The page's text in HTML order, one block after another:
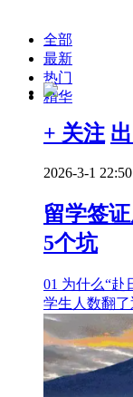
全部
最新
热门
精华
+ 关注
2026-3-1 22:50
留学签
5个坑
01 为什么“赴
学生人数翻